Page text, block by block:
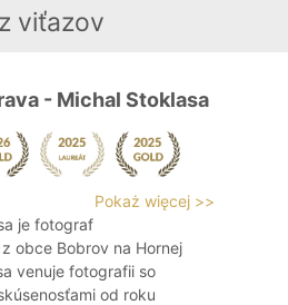
viťazov
- Michal Stoklasa
Pokaż więcej >>
je fotograf
obce Bobrov na Hornej
venuje fotografii so
od roku